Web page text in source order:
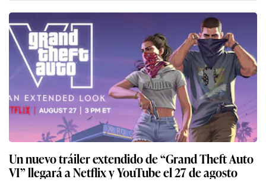
Un nuevo tráiler extendido de “Grand Theft Auto
VI” llegará a Netflix y YouTube el 27 de agosto